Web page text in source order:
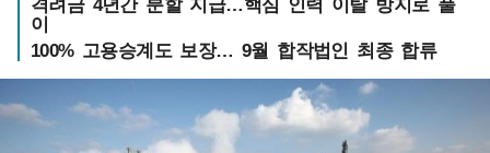
격려금 4년간 분할 지급…핵심 인력 이탈 방지로 풀
이
100% 고용승계도 보장… 9월 합작법인 최종 합류